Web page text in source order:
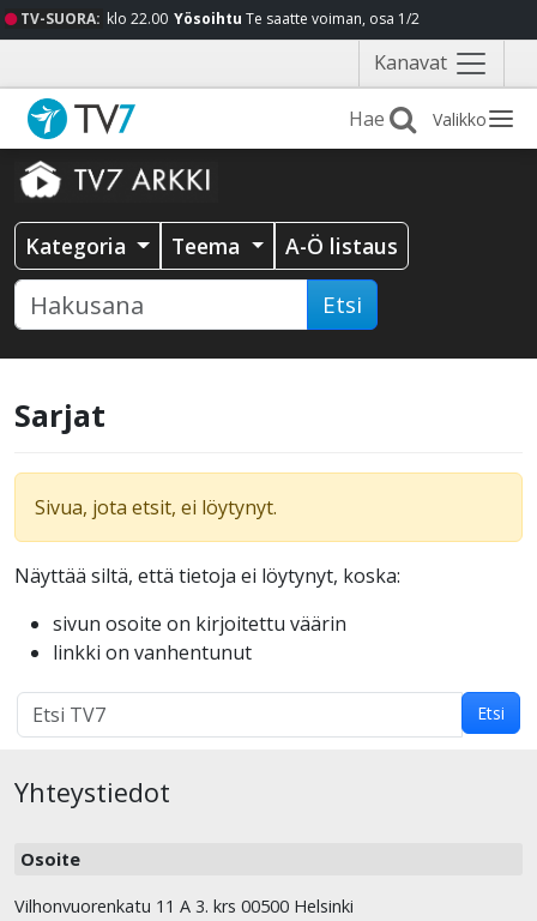
TV-SUORA: klo 22.00 Yösoihtu Te saatte voiman, osa 1/2
Kanavat Näytä
valikko
Valikko
Kategoria Teema A-Ö listaus
Etsi
Sarjat
Sivua, jota etsit, ei löytynyt.
Näyttää siltä, että tietoja ei löytynyt, koska:
sivun osoite on kirjoitettu väärin
linkki on vanhentunut
Hakutulokset
haulle:
Etsi
Yhteystiedot
Osoite
Vilhonvuorenkatu 11 A 3. krs 00500 Helsinki